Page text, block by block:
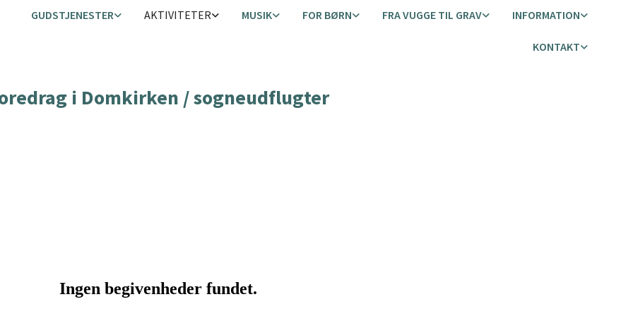
GUDSTJENESTER AKTIVITETER MUSIK FOR BØRN FRA VUGGE TIL GRAV INFORMATION
KONTAKT
i Domkirken / sogneudflugter